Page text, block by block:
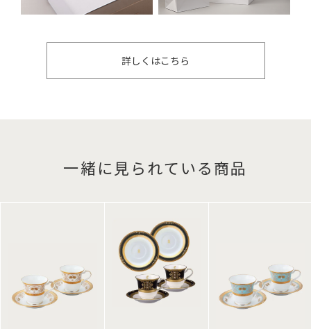
詳しくはこちら
一緒に見られている商品